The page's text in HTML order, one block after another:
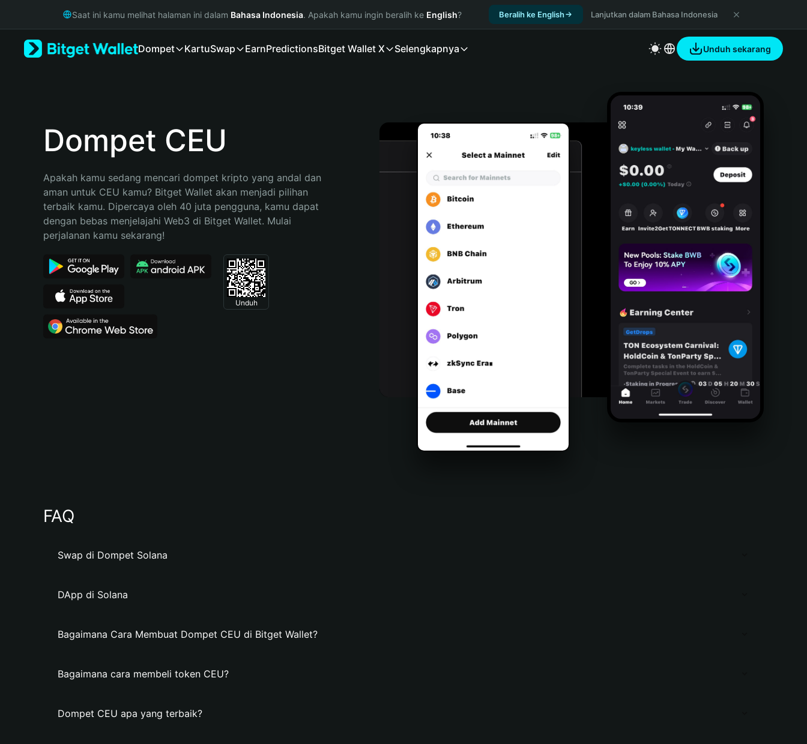
Русский
Bahasa Indonesia
Español (Argentina)
Saat ini kamu melihat halaman ini dalam Bahasa Indonesia. Apakah kamu ingin beralih ke English? Beralih ke English Lanjutkan dalam Bahasa Indonesia
Dompet KartuSwap EarnPredictionsBitget Wallet X Selengkapnya Unduh sekarang
Dompet CEU
Apakah kamu sedang mencari dompet kripto yang andal dan
aman untuk CEU kamu? Bitget Wallet akan menjadi pilihan
terbaik kamu. Dipercaya oleh 40 juta pengguna, kamu dapat
dengan bebas menjelajahi Web3 di Bitget Wallet. Mulai
perjalanan kamu sekarang!
Unduh
FAQ
Swap di Dompet Solana
DApp di Solana
Bagaimana Cara Membuat Dompet CEU di Bitget Wallet?
Bagaimana cara membeli token CEU?
Dompet CEU apa yang terbaik?